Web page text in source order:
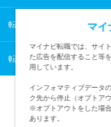
転職TOP 東海の転職・
転職TOP 営業から探す
マイ
マイナビ転職では、サイ
た広告を配信すること等
用しています。
インフォマティブデータ
ク先から停止（オプトア
※オプトアウトをした場
あります。